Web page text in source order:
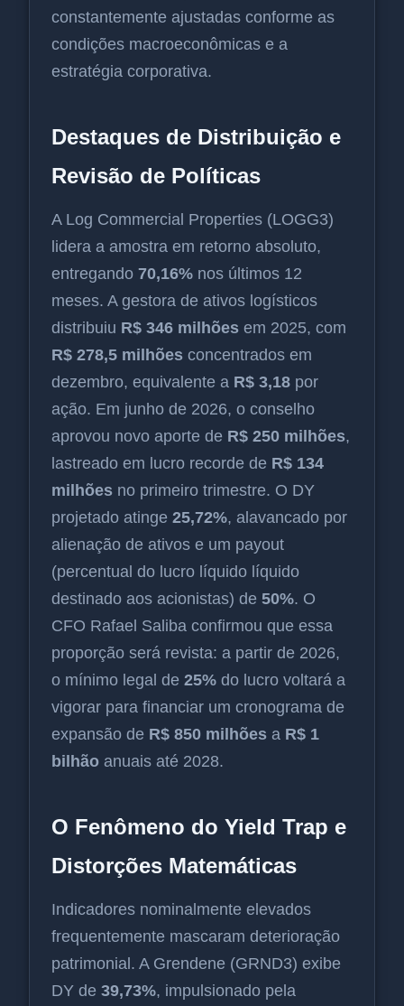
constantemente ajustadas conforme as
condições macroeconômicas e a
estratégia corporativa.
Destaques de Distribuição e
Revisão de Políticas
A Log Commercial Properties (LOGG3)
lidera a amostra em retorno absoluto,
entregando 70,16% nos últimos 12
meses. A gestora de ativos logísticos
distribuiu R$ 346 milhões em 2025, com
R$ 278,5 milhões concentrados em
dezembro, equivalente a R$ 3,18 por
ação. Em junho de 2026, o conselho
aprovou novo aporte de R$ 250 milhões,
lastreado em lucro recorde de R$ 134
milhões no primeiro trimestre. O DY
projetado atinge 25,72%, alavancado por
alienação de ativos e um payout
(percentual do lucro líquido líquido
destinado aos acionistas) de 50%. O
CFO Rafael Saliba confirmou que essa
proporção será revista: a partir de 2026,
o mínimo legal de 25% do lucro voltará a
vigorar para financiar um cronograma de
expansão de R$ 850 milhões a R$ 1
bilhão anuais até 2028.
O Fenômeno do Yield Trap e
Distorções Matemáticas
Indicadores nominalmente elevados
frequentemente mascaram deterioração
patrimonial. A Grendene (GRND3) exibe
DY de 39,73%, impulsionado pela